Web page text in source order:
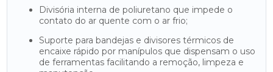
Divisória interna de poliuretano que impede o
contato do ar quente com o ar frio;
Suporte para bandejas e divisores térmicos de
encaixe rápido por manípulos que dispensam o uso
de ferramentas facilitando a remoção, limpeza e